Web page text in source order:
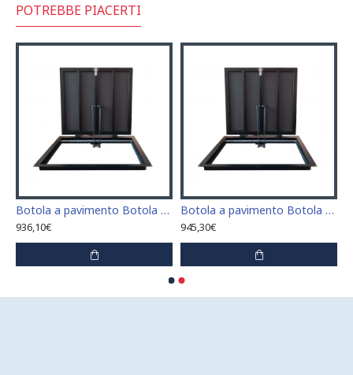
POTREBBE PIACERTI
Botola a pavimento Botola di accesso Botola di ispezione 60 cm x 70 cm "H"
936,10€
Botola a pavimento Botola di accesso Botola di ispezione 60 cm x 80 cm "H"
945,30€